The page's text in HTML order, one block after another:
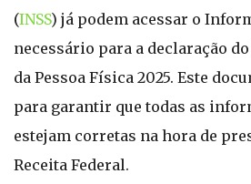
(INSS) já podem acessar o
necessário para a declaração
da Pessoa Física 2025. Este
para garantir que todas as
estejam corretas na hora de
Receita Federal.